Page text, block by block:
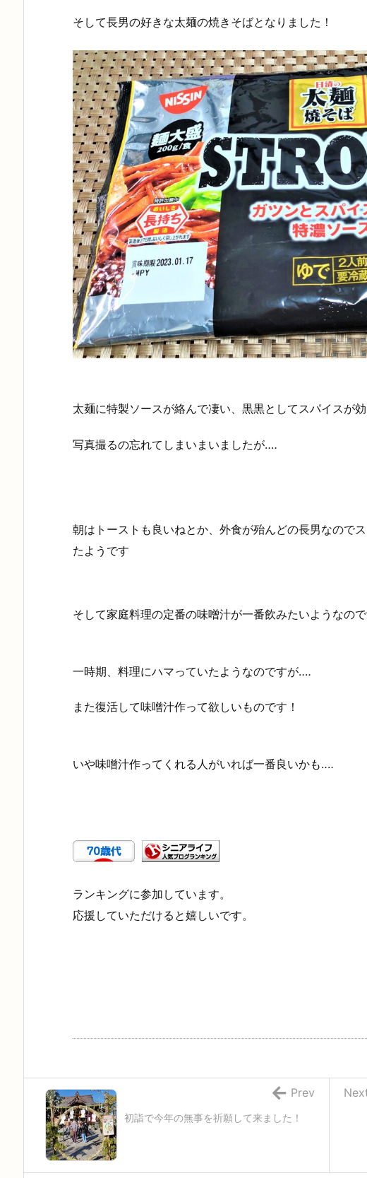
そして長男の好きな太麺の焼きそばとなりました！
太麺に特製ソースが絡んで凄い、黒黒としてスパイスが
写真撮るの忘れてしまいまいましたが‥‥
朝はトーストも良いねとか、外食が殆んどの長男なので
たようです
そして家庭料理の定番の味噌汁が一番飲みたいようなので
一時期、料理にハマっていたようなのですが‥‥
また復活して味噌汁作って欲しいものです！
いや味噌汁作ってくれる人がいれば一番良いかも‥‥
ランキングに参加しています。
応援していただけると嬉しいです。
初詣で今年の無事を祈願して来ました！
Prev